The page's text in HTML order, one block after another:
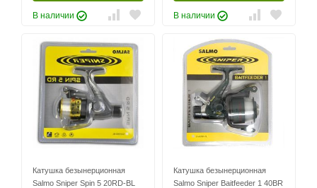
В наличии В наличии
Катушка безынерционная
Salmo Sniper Spin 5 20RD-BL
Катушка безынерционная
Salmo Sniper Baitfeeder 1 40BR